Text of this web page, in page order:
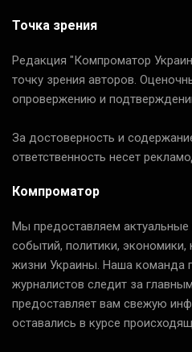
Точка зрения
Редакция "Компроматор
точку зрения авторов.
опровержению и
За достоверность и
ответственность несет
Компроматор
Мы предоставляем
событий, политики, экономики,
жизни Украины. Наша команда
журналистов следит за
предоставляет вам свежую
оставались в курсе